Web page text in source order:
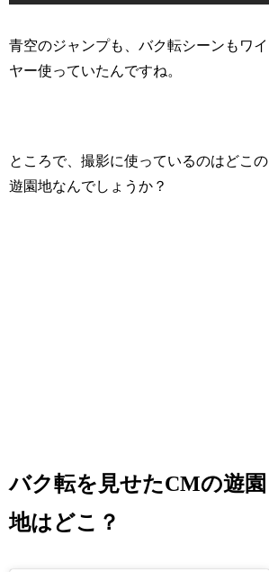
青空のジャンプも、バク転シーンもワイ
ヤー使っていたんですね。
ところで、撮影に使っているのはどこの
遊園地なんでしょうか？
バク転を見せたCMの遊園
地はどこ？